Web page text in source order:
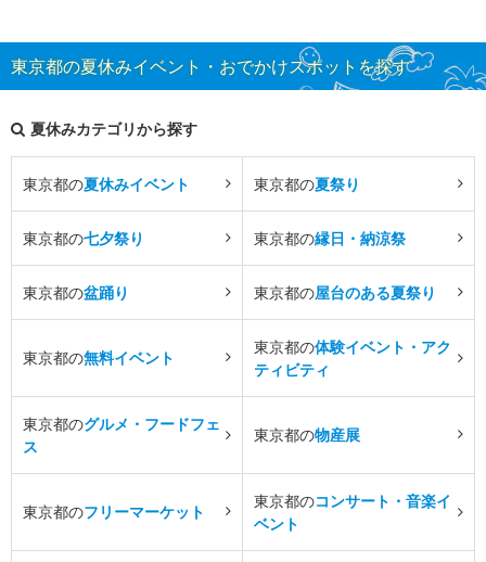
東京都の夏休みイベント・おでかけスポットを探す
夏休みカテゴリから探す
東京都の夏休みイベント 東京都の夏祭り
東京都の七夕祭り 東京都の縁日・納涼祭
東京都の盆踊り 東京都の屋台のある夏祭り
東京都の無料イベント
東京都の体験イベント・アク
ティビティ
東京都のグルメ・フードフェ
ス
東京都の物産展
東京都のフリーマーケット
東京都のコンサート・音楽イ
ベント